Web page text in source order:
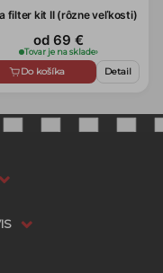
filter kit II (rôzne veľkosti)
od 69 €
Tovar je na sklade›
Do košíka Detail